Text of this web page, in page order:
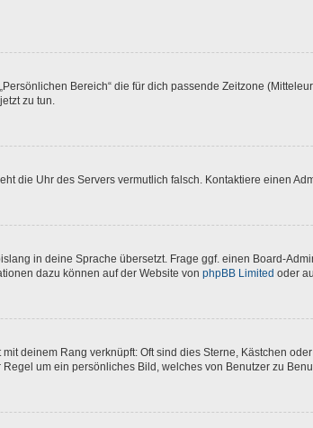
Bereich“ die für dich passende Zeitzone
zu tun.
die Uhr des Servers vermutlich falsch. Kontaktiere einen
in deine Sprache übersetzt. Frage ggf. einen Board-
dazu können auf der Website von phpBB Limited oder
deinem Rang verknüpft: Oft sind dies Sterne, Kästchen
um ein persönliches Bild, welches von Benutzer zu